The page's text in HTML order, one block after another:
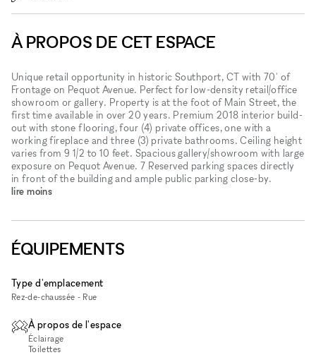
À PROPOS DE CET ESPACE
Unique retail opportunity in historic Southport, CT with 70' of
Frontage on Pequot Avenue. Perfect for low-density retail/office
showroom or gallery. Property is at the foot of Main Street, the
first time available in over 20 years. Premium 2018 interior build-
out with stone flooring, four (4) private offices, one with a
working fireplace and three (3) private bathrooms. Ceiling height
varies from 9 1/2 to 10 feet. Spacious gallery/showroom with large
exposure on Pequot Avenue. 7 Reserved parking spaces directly
in front of the building and ample public parking close-by.
lire moins
ÉQUIPEMENTS
Type d'emplacement
Rez-de-chaussée - Rue
À propos de l'espace
Éclairage
Toilettes